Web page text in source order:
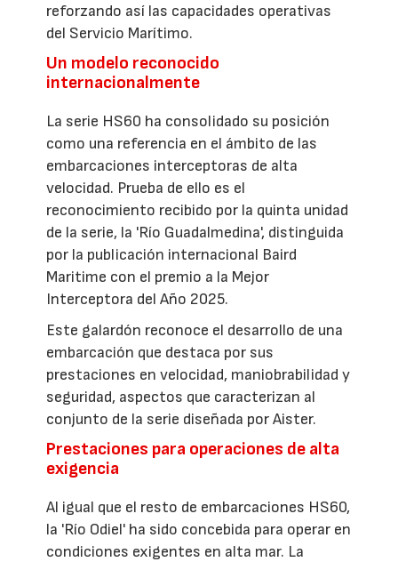
reforzando así las capacidades operativas
del Servicio Marítimo.
Un modelo reconocido
internacionalmente
La serie HS60 ha consolidado su posición
como una referencia en el ámbito de las
embarcaciones interceptoras de alta
velocidad. Prueba de ello es el
reconocimiento recibido por la quinta unidad
de la serie, la 'Río Guadalmedina', distinguida
por la publicación internacional Baird
Maritime con el premio a la Mejor
Interceptora del Año 2025.
Este galardón reconoce el desarrollo de una
embarcación que destaca por sus
prestaciones en velocidad, maniobrabilidad y
seguridad, aspectos que caracterizan al
conjunto de la serie diseñada por Aister.
Prestaciones para operaciones de alta
exigencia
Al igual que el resto de embarcaciones HS60,
la 'Río Odiel' ha sido concebida para operar en
condiciones exigentes en alta mar. La